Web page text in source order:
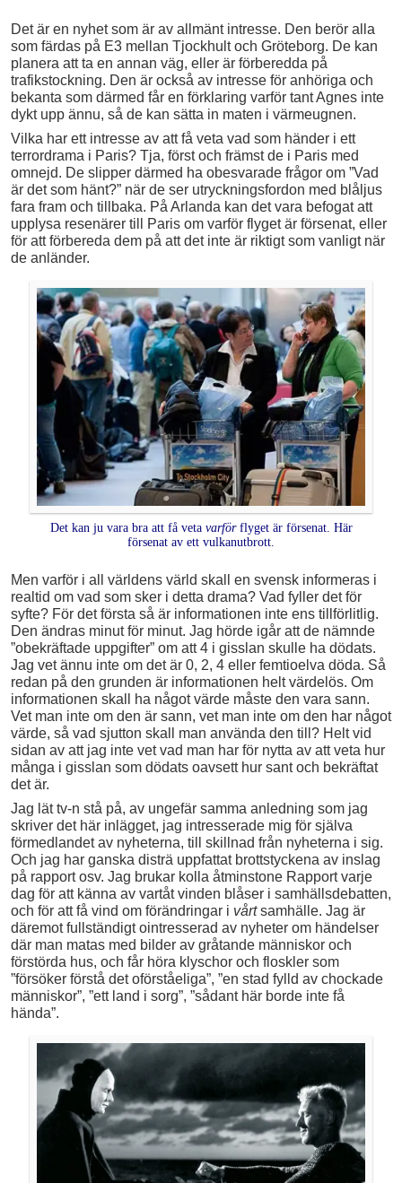
Det är en nyhet som är av allmänt intresse. Den berör alla
som färdas på E3 mellan Tjockhult och Gröteborg. De kan
planera att ta en annan väg, eller är förberedda på
trafikstockning. Den är också av intresse för anhöriga och
bekanta som därmed får en förklaring varför tant Agnes inte
dykt upp ännu, så de kan sätta in maten i värmeugnen.
Vilka har ett intresse av att få veta vad som händer i ett
terrordrama i Paris? Tja, först och främst de i Paris med
omnejd. De slipper därmed ha obesvarade frågor om ”Vad
är det som hänt?” när de ser utryckningsfordon med blåljus
fara fram och tillbaka. På Arlanda kan det vara befogat att
upplysa resenärer till Paris om varför flyget är försenat, eller
för att förbereda dem på att det inte är riktigt som vanligt när
de anländer.
Det kan ju vara bra att få veta varförflyget är försenat. Här
försenat av ett vulkanutbrott.
Men varför i all världens värld skall en svensk informeras i
realtid om vad som sker i detta drama? Vad fyller det för
syfte? För det första så är informationen inte ens tillförlitlig.
Den ändras minut för minut. Jag hörde igår att de nämnde
”obekräftade uppgifter” om att 4 i gisslan skulle ha dödats.
Jag vet ännu inte om det är 0, 2, 4 eller femtioelva döda. Så
redan på den grunden är informationen helt värdelös. Om
informationen skall ha något värde måste den vara sann.
Vet man inte om den är sann, vet man inte om den har något
värde, så vad sjutton skall man använda den till? Helt vid
sidan av att jag inte vet vad man har för nytta av att veta hur
många i gisslan som dödats oavsett hur sant och bekräftat
det är.
Jag lät tv-n stå på, av ungefär samma anledning som jag
skriver det här inlägget, jag intresserade mig för själva
förmedlandet av nyheterna, till skillnad från nyheterna i sig.
Och jag har ganska disträ uppfattat brottstyckena av inslag
på rapport osv. Jag brukar kolla åtminstone Rapport varje
dag för att känna av vartåt vinden blåser i samhällsdebatten,
och för att få vind om förändringar i vårtsamhälle. Jag är
däremot fullständigt ointresserad av nyheter om händelser
där man matas med bilder av gråtande människor och
förstörda hus, och får höra klyschor och floskler som
”försöker förstå det oförståeliga”, ”en stad fylld av chockade
människor”, ”ett land i sorg”, ”sådant här borde inte få
hända”.